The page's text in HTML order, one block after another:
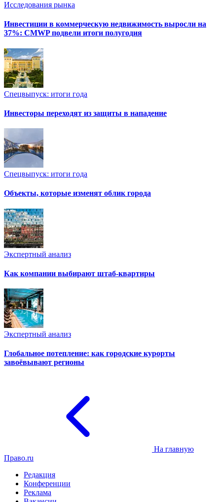
Исследования рынка
Инвестиции в коммерческую недвижимость выросли на
37%: CMWP подвели итоги полугодия
Спецвыпуск: итоги года
Инвесторы переходят из защиты в нападение
Спецвыпуск: итоги года
Объекты, которые изменят облик города
Экспертный анализ
Как компании выбирают штаб-квартиры
Экспертный анализ
Глобальное потепление: как городские курорты
завоёвывают регионы
На главную
Право.ru
Редакция
Конференции
Реклама